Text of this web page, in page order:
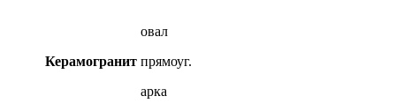
Керамогранит
овал
прямоуг.
арка